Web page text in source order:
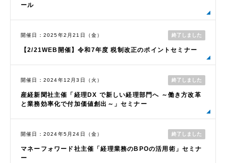
ール
開催日：2025年2月21日（金） 終了しました
【2/21WEB開催】令和7年度 税制改正のポイントセミナー
開催日：2024年12月3日（火） 終了しました
産経新聞社主催「経理DX で新しい経理部門へ ～働き方改革
と業務効率化で付加価値創出～」セミナー
開催日：2024年5月24日（金） 終了しました
マネーフォワード社主催「経理業務のBPOの活用術」セミナ
ー